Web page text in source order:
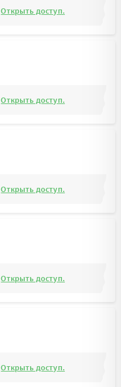
Открыть доступ.
Открыть доступ.
Открыть доступ.
Открыть доступ.
Открыть доступ.